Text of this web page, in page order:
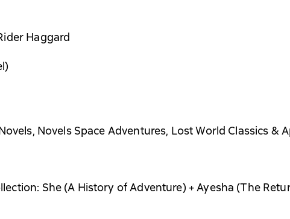
Haggard
Novels Space Adventures, Lost World Classics &
She (A History of Adventure) + Ayesha (The